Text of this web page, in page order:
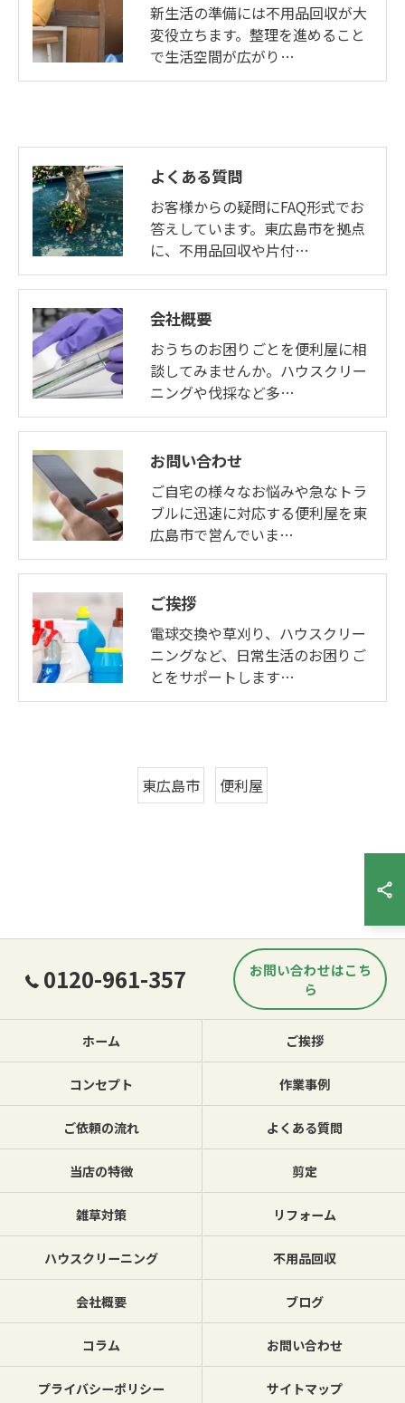
新生活の準備には不用品回収が大
変役立ちます。整理を進めること
で生活空間が広がり…
よくある質問
お客様からの疑問にFAQ形式でお
答えしています。東広島市を拠点
に、不用品回収や片付…
会社概要
おうちのお困りごとを便利屋に相
談してみませんか。ハウスクリー
ニングや伐採など多…
お問い合わせ
ご自宅の様々なお悩みや急なトラ
ブルに迅速に対応する便利屋を東
広島市で営んでいま…
ご挨拶
電球交換や草刈り、ハウスクリー
ニングなど、日常生活のお困りご
とをサポートします…
東広島市 便利屋
0120-961-357
お問い合わせはこち
ら
ホーム ご挨拶
コンセプト 作業事例
ご依頼の流れ よくある質問
当店の特徴 剪定
雑草対策 リフォーム
ハウスクリーニング 不用品回収
会社概要 ブログ
コラム お問い合わせ
プライバシーポリシー サイトマップ